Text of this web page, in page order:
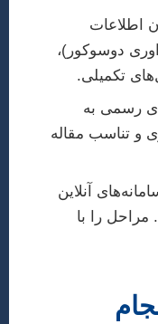
اطلاعات
دوسوکور)،
تکمیلی.
رسمی به
و تناسب مقاله
آنلاین
مراحل را با